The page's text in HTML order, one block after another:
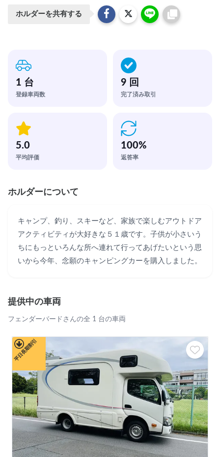
ホルダーを共有する
1 台
登録車両数
9 回
完了済み取引
5.0
平均評価
100%
返答率
ホルダーについて
キャンプ、釣り、スキーなど、家族で楽しむアウトドア
アクティビティが大好きな５１歳です。子供が小さいう
ちにもっといろんな所へ連れて行ってあげたいという思
いから今年、念願のキャンピングカーを購入しました。
提供中の車両
フェンダーバードさんの全 1 台の車両
平日長期割引